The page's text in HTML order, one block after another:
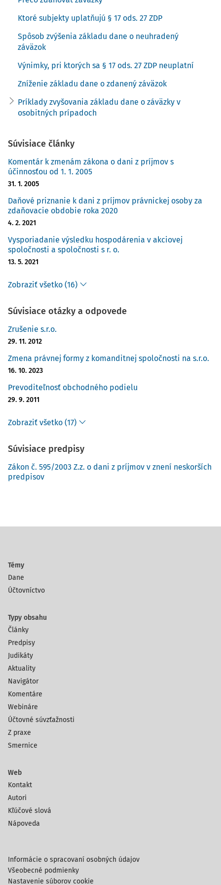
môže už mať veriteľ napríklad aj kvôli tejto pohľadávke
existenčné problémy a vykazovať stratu.
práva na strane veriteľa daňová legislatíva zaviedla
daňový postih nesolídneho dlžníka, ktorému je dočasne
to až do doby jeho skutočnej úhrady. Zaviedlo sa teda u
dlžníka postupné zvyšovanie základu dane o neuhradené
základu dane prostredníctvom opravných položiek k
Ako ovplyvňuje nesplnený peňažný záväzok základ dane
veriteľa a dlžníka vysvetľuje nasledujúci príklad:
Príklad č. 1:
Spoločnosť A (kupujúci a dlžník) uzavrela v roku
2020 zmluvu na nákup materiálu so spoločnosťou B
(predávajúci a veriteľ), pričom dohodnutú kúpnu
Spoločnosť A zaúčtovala predmetný obchodný
10 000 € účtovným zápisom MD 501/D 321, čím si
zaúčtovala predmetnú pohľadávku za predaj tovaru
základ dane z príjmov.
dlžnú sumu neuhradila, spoločnosť B využila
možnosti ustanovenia § 20 ods. 14 ZDP a k tejto
neuhradenej pohľadávke (10 000 €) po 360 dňoch od
splatnosti, t.j. v roku 2021 začala tvoriť daňovo
000 €. V roku 2022 bude neuhradená pohľadávka po
splatnosti viac ako 720 dní, v tomto zdaňovacom
období teda uplatní spoločnosť B do daňových
splatnosti pohľadávky, t.j. v zdaňovacom období roka
plných 10 000 €.
dane za zdaňovacie obdobie roka 2021 minimálne o
20 % menovitej hodnoty neuhradeného záväzku, t .j.
o sumu 2 000 €. K 31.12.2022 uplynula od splatnosti
záväzku doba dlhšia ako 720 dní, preto bude dlžník A
povinný za toto zdaňovacie obdobie zvýšiť základ
dane minimálne o 30 % menovitej hodnoty záväzku
(3 000 €), aby c
Ktoré subjekty uplatňujú § 17 ods. 27 ZDP
Spôsob zvýšenia základu dane o neuhradený
záväzok
Výnimky, pri ktorých sa § 17 ods. 27 ZDP neuplatní
Zníženie základu dane o zdanený záväzok
Príklady zvyšovania základu dane o záväzky v
osobitných prípadoch
Súvisiace články
Komentár k zmenám zákona o dani z príjmov s
účinnosťou od 1. 1. 2005
31. 1. 2005
Daňové priznanie k dani z príjmov právnickej osoby za
zdaňovacie obdobie roka 2020
4. 2. 2021
Vysporiadanie výsledku hospodárenia v akciovej
spoločnosti a spoločnosti s r. o.
13. 5. 2021
Zobraziť všetko (16)
Súvisiace otázky a odpovede
Zrušenie s.r.o.
29. 11. 2012
Zmena právnej formy z komanditnej spoločnosti na s.r.o.
16. 10. 2023
Prevoditeľnosť obchodného podielu
29. 9. 2011
Zobraziť všetko (17)
Súvisiace predpisy
Zákon č. 595/2003 Z.z. o dani z príjmov v znení neskorších
predpisov
Témy
Dane
Účtovníctvo
Typy obsahu
Články
Predpisy
Judikáty
Aktuality
Navigátor
Komentáre
Webináre
Účtovné súvzťažnosti
Z praxe
Smernice
Web
Kontakt
Autori
Kľúčové slová
Nápoveda
Informácie o spracovaní osobných údajov
Všeobecné podmienky
Nastavenie súborov cookie